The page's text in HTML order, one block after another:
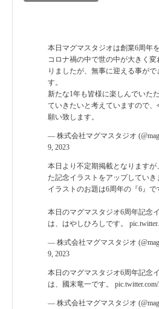
本日マグマスタジオは創業6周年
コロナ禍の中で世の中が大きく
りましたが、無事に迎える事がで
す。
新たな1年も皆様に楽しんでいた
ていきたいと考えていますので、
願い致します。
— 株式会社マグマスタジオ
9, 2023
本日より不定期掲載となりますが
た記念イラストをアップしていき
イラストのお題は6周年の『6』で
本日のマグマスタジオ6周年記念
は、はやしひろしです。
— 株式会社マグマスタジオ
9, 2023
本日のマグマスタジオ6周年記念
は、國末竜一です。
— 株式会社マグマスタジオ